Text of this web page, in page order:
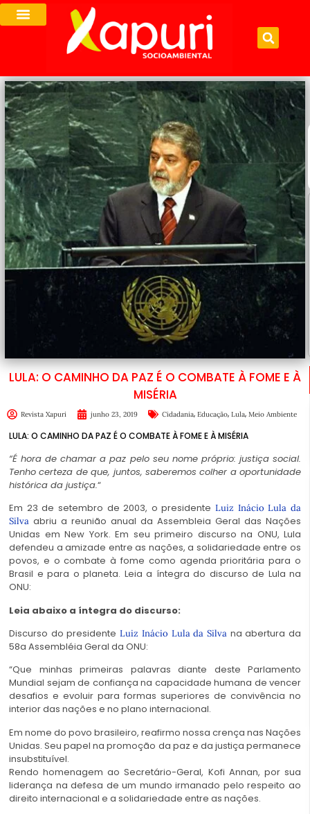
LULA: O CAMINHO DA PAZ É O COMBATE À FOME E À
MISÉRIA
Revista Xapuri junho 23, 2019 Cidadania, Educação, Lula, Meio Ambiente
LULA: O CAMINHO DA PAZ É O COMBATE À FOME E À MISÉRIA
“É hora de chamar a paz pelo seu nome próprio: justiça social.
Tenho certeza de que, juntos, saberemos colher a oportunidade
histórica da justiça.“
Em 23 de setembro de 2003, o presidenteLuiz Inácio Lula da
Silva abriu a reunião anual da Assembleia Geral das Nações
Unidas em New York. Em seu primeiro discurso na ONU, Lula
defendeu a amizade entre as nações, a solidariedade entre os
povos, e o combate à fome como agenda prioritária para o
Brasil e para o planeta. Leia a íntegra do discurso de Lula na
ONU:
Leia abaixo a íntegra do discurso:
Discurso do presidenteLuiz Inácio Lula da Silvana abertura da
58a Assembléia Geral da ONU:
“Que minhas primeiras palavras diante deste Parlamento
Mundial sejam de confiança na capacidade humana de vencer
desafios e evoluir para formas superiores de convivência no
interior das nações e no plano internacional.
Em nome do povo brasileiro, reafirmo nossa crença nas Nações
Unidas. Seu papel na promoção da paz e da justiça permanece
insubstituível.
Rendo homenagem ao Secretário-Geral, Kofi Annan, por sua
liderança na defesa de um mundo irmanado pelo respeito ao
direito internacional e a solidariedade entre as nações.